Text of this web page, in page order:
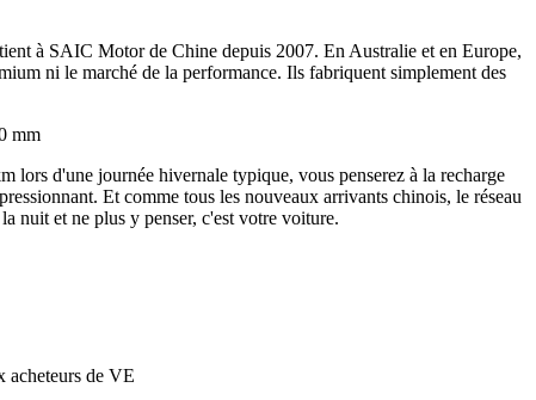
à SAIC Motor de Chine depuis 2007. En Australie et en Europe,
ni le marché de la performance. Ils fabriquent simplement des
mm
d'une journée hivernale typique, vous penserez à la recharge
Et comme tous les nouveaux arrivants chinois, le réseau
nuit et ne plus y penser, c'est votre voiture.
acheteurs de VE